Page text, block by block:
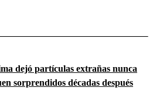
dejó partículas extrañas nunca
sorprendidos décadas después